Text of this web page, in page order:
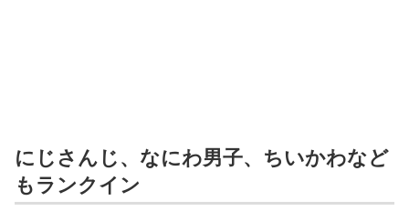
にじさんじ、なにわ男子、ちいかわなど
もランクイン